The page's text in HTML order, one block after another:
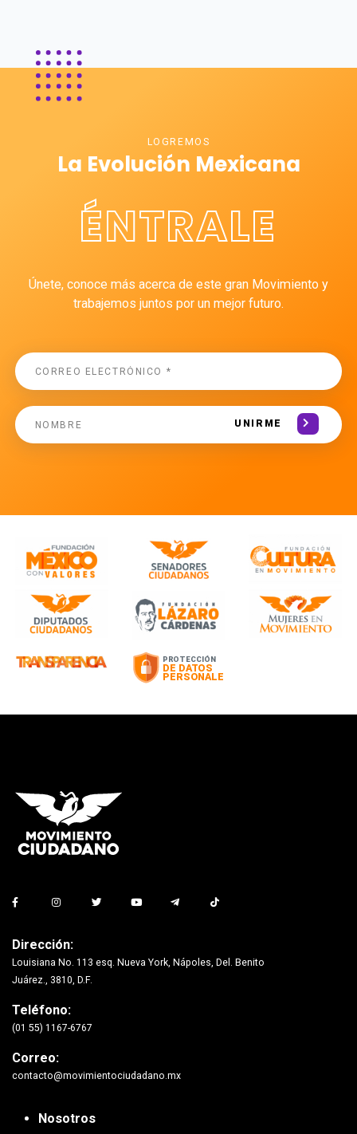
LOGREMOS
La Evolución Mexicana
ÉNTRALE
Únete, conoce más acerca de este gran Movimiento y
trabajemos juntos por un mejor futuro.
UNIRME
Dirección:
Louisiana No. 113 esq. Nueva York, Nápoles, Del. Benito
Juárez., 3810, D.F.
Teléfono:
(01 55) 1167-6767
Correo:
contacto@movimientociudadano.mx
Nosotros